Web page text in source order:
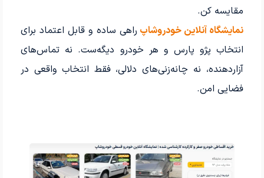
مقایسه کن.
نمایشگاه آنلاین خودروشاپ راهی ساده و قابل اعتماد برای
انتخاب پژو پارس و هر خودرو دیگه‌ست. نه تماس‌های
آزاردهنده، نه چانه‌زنی‌های دلالی، فقط انتخاب واقعی در
فضایی امن.